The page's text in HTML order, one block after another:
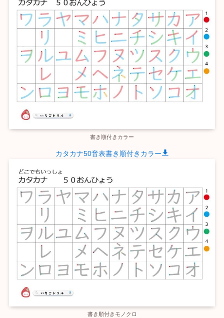
書き順付きカラー
カタカナ50音表書き順付きカラー
書き順付きモノクロ